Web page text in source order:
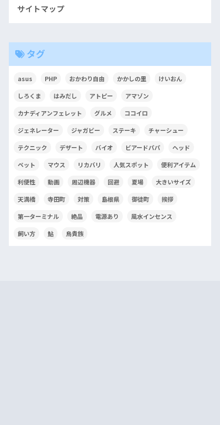
サイトマップ
タグ
asus PHP おかわり自由 かかしの里 けいおん
しろくま はみだし アトピー アマゾン
カナディアンフェレット グルメ ココイロ
ジェネレーター ジャガビー ステーキ チャーシュー
テクニック デザート バイオ ビアードパパ ヘッド
ペット マウス リカバリ 人気スポット 便利アイテム
利便性 動画 周辺機器 回避 夏場 大きいサイズ
天満橋 寺田町 対策 島根県 御徒町 挨拶
第一ターミナル 絶品 電源あり 風水インセンス
飼い方 鮎 鳥貴族